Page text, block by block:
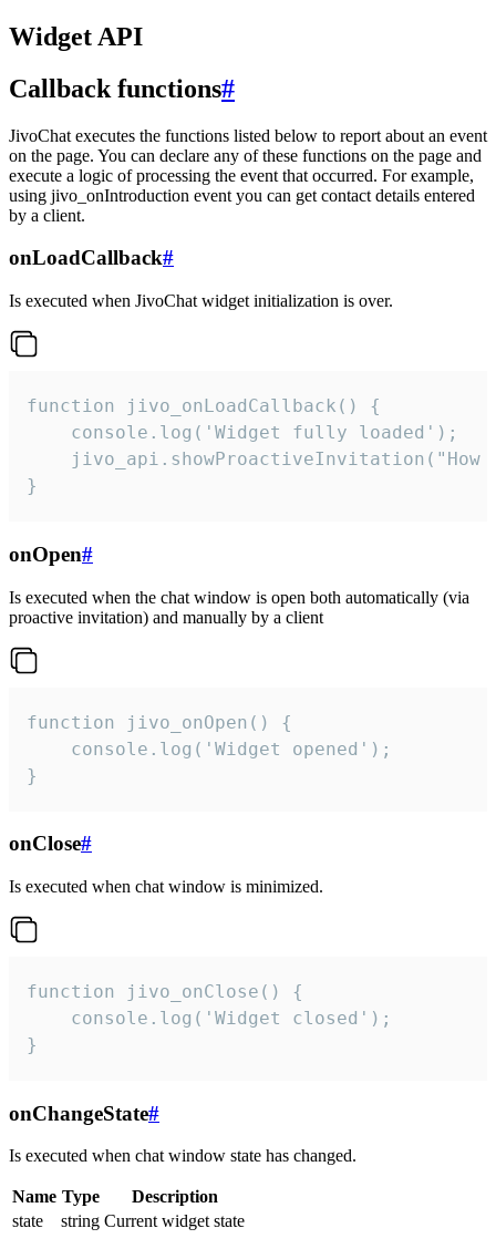
Widget API
Callback functions#
JivoChat executes the functions listed below to report about an event
on the page. You can declare any of these functions on the page and
execute a logic of processing the event that occurred. For example,
using jivo_onIntroduction event you can get contact details entered
by a client.
onLoadCallback#
Is executed when JivoChat widget initialization is over.
function jivo_onLoadCallback() {
    console.log('Widget fully loaded');
jivo_api.showProactiveInvitation("How
}
onOpen#
Is executed when the chat window is open both automatically (via
proactive invitation) and manually by a client
function jivo_onOpen() {
    console.log('Widget opened');
}
onClose#
Is executed when chat window is minimized.
function jivo_onClose() {
    console.log('Widget closed');
}
onChangeState#
Is executed when chat window state has changed.
Name Type
Description
state
string Current widget state